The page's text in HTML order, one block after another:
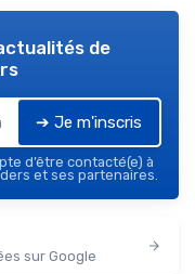
de
➔ Je m'inscris
d’être contacté(e) à
et ses partenaires.
sur Google